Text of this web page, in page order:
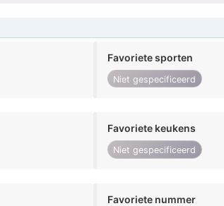
Favoriete sporten
Niet gespecificeerd
Favoriete keukens
Niet gespecificeerd
Favoriete nummer